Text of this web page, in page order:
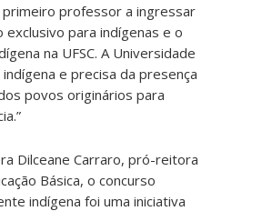
primeiro professor a ingressar
exclusivo para indígenas e o
na UFSC. A Universidade
e precisa da presença
povos originários para
Dilceane Carraro, pró-reitora
Básica, o concurso
indígena foi uma iniciativa